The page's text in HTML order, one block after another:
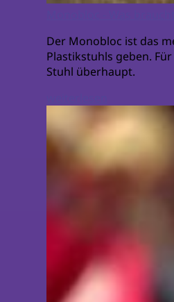
Der Monobloc ist das
Plastikstuhls geben.
Stuhl überhaupt.